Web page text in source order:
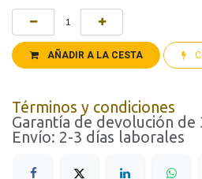
AÑADIR A LA CESTA
Términos y condiciones
Garantía de devolución de
Envío: 2-3 días laborales